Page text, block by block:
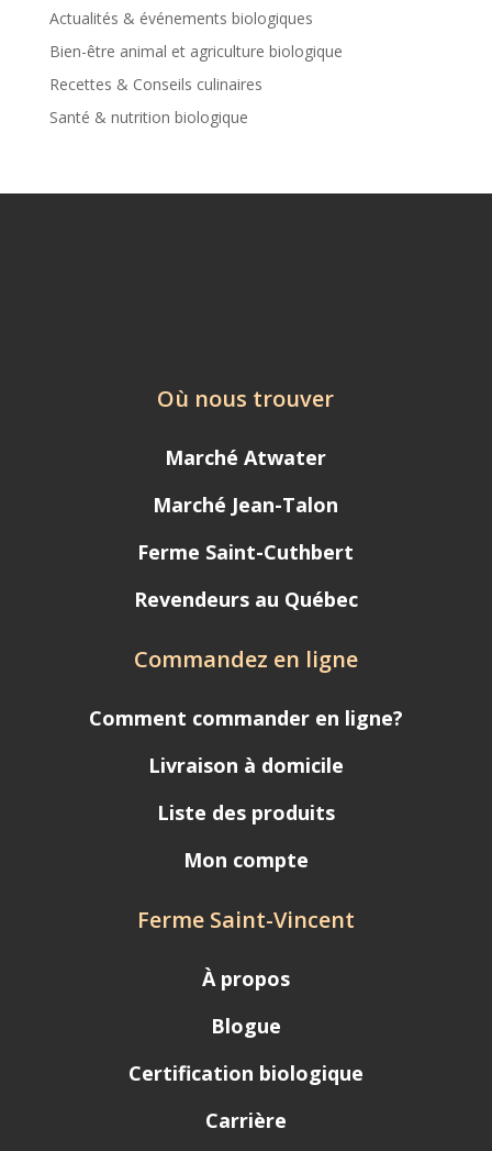
Actualités & événements biologiques
Bien-être animal et agriculture biologique
Recettes & Conseils culinaires
Santé & nutrition biologique
Où nous trouver
Marché Atwater
Marché Jean-Talon
Ferme Saint-Cuthbert
Revendeurs au Québec
Commandez en ligne
Comment commander en ligne?
Livraison à domicile
Liste des produits
Mon compte
Ferme Saint-Vincent
À propos
Blogue
Certification biologique
Carrière